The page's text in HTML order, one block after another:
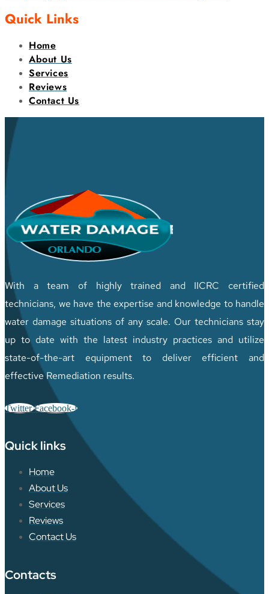
Quick Links
Home
About Us
Services
Reviews
Contact Us
With a team of highly trained and IICRC certified
technicians, we have the expertise and knowledge to handle
water damage situations of any scale. Our technicians stay
up to date with the latest industry practices and utilize
state-of-the-art equipment to deliver efficient and
effective Remediation results.
Twitter Facebook-f
Quick links
Home
About Us
Services
Reviews
Contact Us
Contacts